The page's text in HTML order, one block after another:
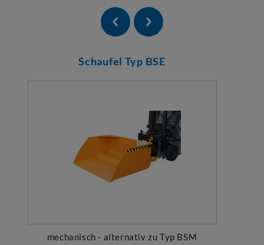
Schaufel Typ BSE
mechanisch - alternativ zu Typ BSM